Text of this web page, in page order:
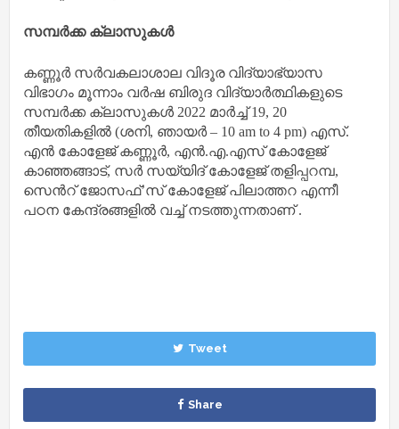
സമ്പർക്ക ക്ലാസുകൾ
കണ്ണൂർ സർവകലാശാല വിദൂര വിദ്യാഭ്യാസ
വിഭാഗം മൂന്നാം വർഷ ബിരുദ വിദ്യാർത്ഥികളുടെ
സമ്പർക്ക ക്ലാസുകൾ 2022 മാർച്ച് 19, 20
തീയതികളിൽ (ശനി, ഞായർ – 10 am to 4 pm) എസ്.
എൻ കോളേജ് കണ്ണൂർ, എൻ.എ.എസ് കോളേജ്
കാഞ്ഞങ്ങാട്, സർ സയ്യിദ് കോളേജ് തളിപ്പറമ്പ,
സെൻറ് ജോസഫ്’സ് കോളേജ് പിലാത്തറ എന്നീ
പഠന കേന്ദ്രങ്ങളിൽ വച്ച് നടത്തുന്നതാണ് .
Tweet
Share